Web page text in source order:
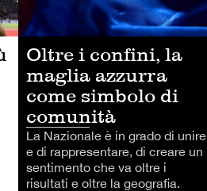
Oltre i confini, la
maglia azzurra
come simbolo di
comunità
La Nazionale è in grado di unire
e di rappresentare, di creare un
sentimento che va oltre i
risultati e oltre la geografia.